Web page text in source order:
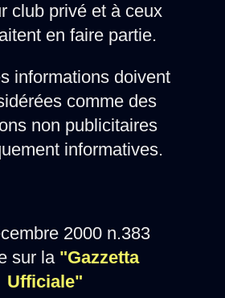
club privé et à ceux
en faire partie.
informations doivent
comme des
non publicitaires
informatives.
2000 n.383
sur la "Gazzetta
Ufficiale"